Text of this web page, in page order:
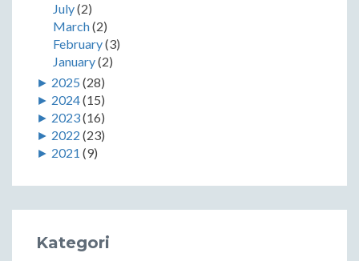
July(2)
March(2)
February(3)
January(2)
► 2025 (28)
► 2024(15)
► 2023(16)
► 2022 (23)
► 2021 (9)
Kategori